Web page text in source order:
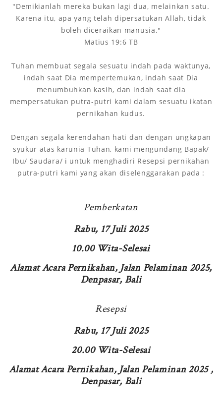
"Demikianlah mereka bukan lagi dua, melainkan satu.
Karena itu, apa yang telah dipersatukan Allah, tidak
boleh diceraikan manusia."
Matius 19:6 TB
Tuhan membuat segala sesuatu indah pada waktunya,
indah saat Dia mempertemukan, indah saat Dia
menumbuhkan kasih, dan indah saat dia
mempersatukan putra-putri kami dalam sesuatu ikatan
pernikahan kudus.
Dengan segala kerendahan hati dan dengan ungkapan
syukur atas karunia Tuhan, kami mengundang Bapak/
Ibu/ Saudara/ i untuk menghadiri Resepsi pernikahan
putra-putri kami yang akan diselenggarakan pada :
Pemberkatan
Rabu, 17 Juli 2025
10.00 Wita-Selesai
Alamat Acara Pernikahan, Jalan Pelaminan 2025,
Denpasar, Bali
Resepsi
Rabu, 17 Juli 2025
20.00 Wita-Selesai
Alamat Acara Pernikahan, Jalan Pelaminan 2025 ,
Denpasar, Bali